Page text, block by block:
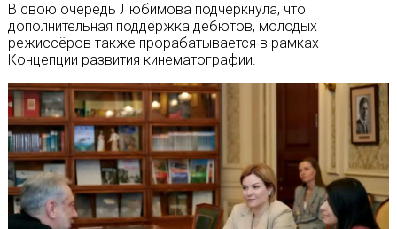
В свою очередь Любимова подчеркнула, что
дополнительная поддержка дебютов, молодых
режиссёров также прорабатывается в рамках
Концепции развития кинематографии.